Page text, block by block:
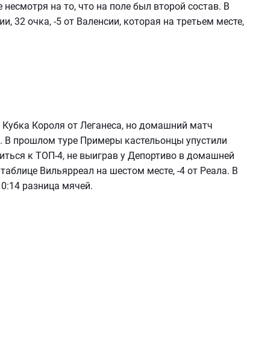
на то, что на поле был второй состав. В
32 очка, -5 от Валенсии, которая на третьем месте,
Короля от Леганеса, но домашний матч
В прошлом туре Примеры кастельонцы упустили
к ТОП-4, не выиграв у Депортиво в домашней
Вильярреал на шестом месте, -4 от Реала. В
разница мячей.